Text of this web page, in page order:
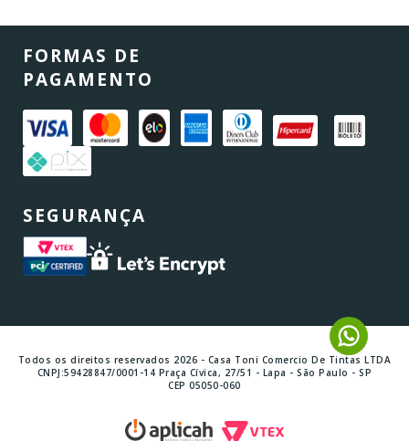
FORMAS DE
PAGAMENTO
SEGURANÇA
Todos os direitos reservados 2026 - Casa Toni Comercio De Tintas LTDA
CNPJ:59428847/0001-14 Praça Cívica, 27/51 - Lapa - São Paulo - SP
CEP 05050-060